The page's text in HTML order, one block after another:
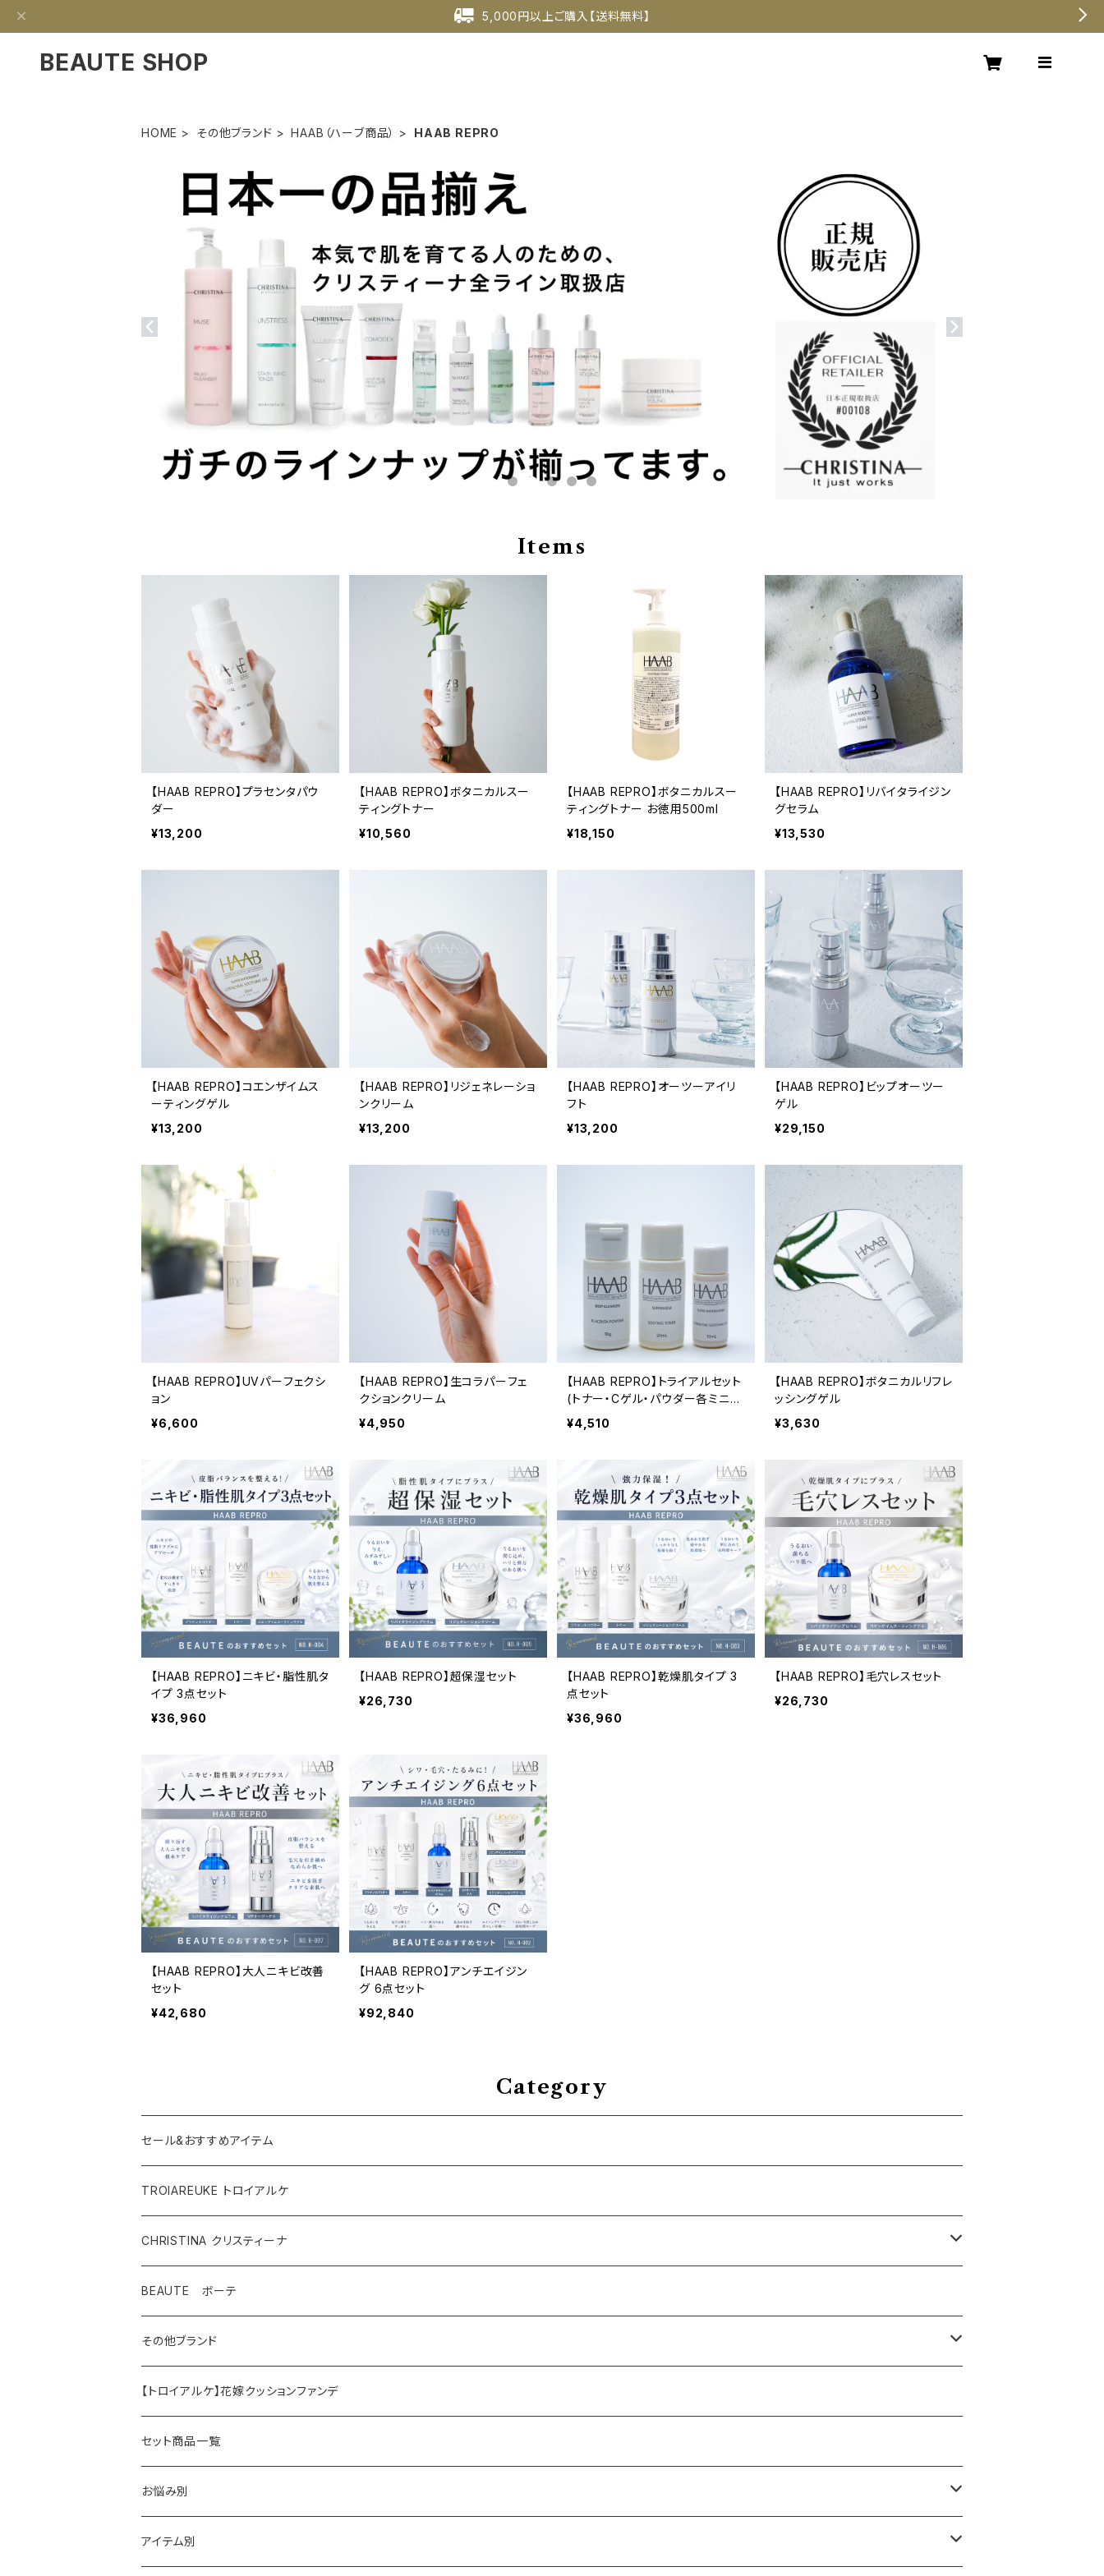
5,000円以上ご購入【送料無料】
BEAUTE SHOP
HOME その他ブランド HAAB（ハーブ商品） HAAB REPRO
Items
【HAAB REPRO】プラセンタパウ
ダー
¥13,200
【HAAB REPRO】ボタニカルスー
ティングトナー
¥10,560
【HAAB REPRO】ボタニカルスー
ティングトナー お徳用500ml
¥18,150
【HAAB REPRO】リバイタライジン
グセラム
¥13,530
【HAAB REPRO】コエンザイムス
ーティングゲル
¥13,200
【HAAB REPRO】リジェネレーショ
ンクリーム
¥13,200
【HAAB REPRO】オーツーアイリ
フト
¥13,200
【HAAB REPRO】ビップオーツー
ゲル
¥29,150
【HAAB REPRO】UVパーフェクシ
ョン
¥6,600
【HAAB REPRO】生コラパーフェ
クションクリーム
¥4,950
【HAAB REPRO】トライアルセット
(トナー・Cゲル・パウダー各ミニ3
点セット)
¥4,510
【HAAB REPRO】ボタニカルリフレ
ッシングゲル
¥3,630
【HAAB REPRO】ニキビ・脂性肌タ
イプ 3点セット
¥36,960
【HAAB REPRO】超保湿セット
¥26,730
【HAAB REPRO】乾燥肌タイプ 3
点セット
¥36,960
【HAAB REPRO】毛穴レスセット
¥26,730
【HAAB REPRO】大人ニキビ改善
セット
¥42,680
【HAAB REPRO】アンチエイジン
グ 6点セット
¥92,840
Category
セール&おすすめアイテム
TROIAREUKE トロイアルケ
CHRISTINA クリスティーナ
テラスキン
ラインリペア
アンストレス
フォーエバーヤング
イラストリアス
ローズドメーラ
BEAUTE ボーテ
その他ブランド
マッコイ
HAAB（ハーブ商品）
HAAB SKIN・その他
HAAB REPRO
ワカサプリ
ゼオスキン
【トロイアルケ】花嫁クッションファンデ
セット商品一覧
お悩み別
乾燥
アイテム別